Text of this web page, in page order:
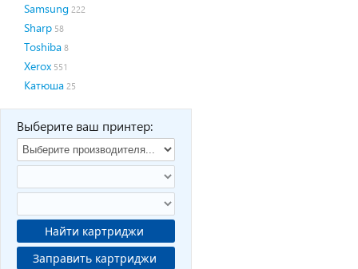
Samsung 222
Sharp 58
Toshiba 8
Xerox 551
Катюша 25
Выберите ваш принтер:
Найти картриджи
Заправить картриджи